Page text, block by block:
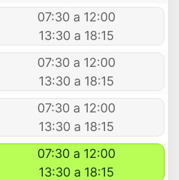
07:30 a 12:00
13:30 a 18:15
07:30 a 12:00
13:30 a 18:15
07:30 a 12:00
13:30 a 18:15
07:30 a 12:00
13:30 a 18:15